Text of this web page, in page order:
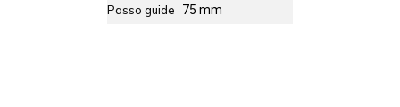
Passo guide 75 mm